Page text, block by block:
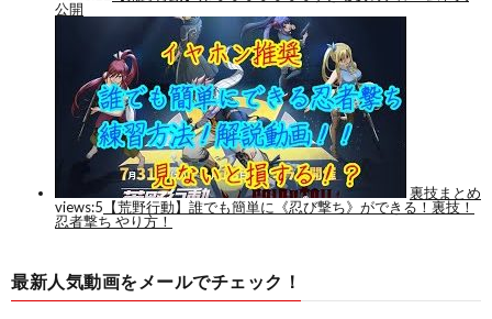
最新人気動画をメールでチェック！